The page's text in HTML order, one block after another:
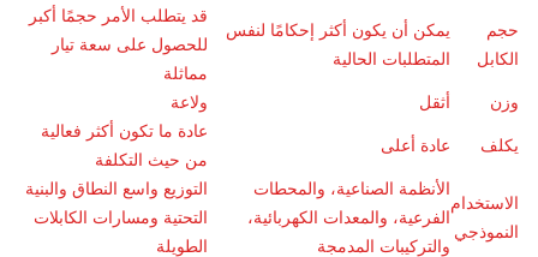
حجم
الكابل
يمكن أن يكون أكثر إحكامًا لنفس
المتطلبات الحالية
قد يتطلب الأمر حجمًا أكبر
للحصول على سعة تيار
مماثلة
وزن
أثقل ولاعة
يكلف عادة أعلى
عادة ما تكون أكثر فعالية
من حيث التكلفة
الاستخدام
النموذجي
الأنظمة الصناعية، والمحطات
الفرعية، والمعدات الكهربائية،
والتركيبات المدمجة
التوزيع واسع النطاق والبنية
التحتية ومسارات الكابلات
الطويلة